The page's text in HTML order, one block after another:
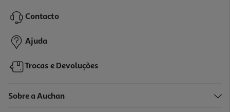
3,89 €
Contacto
Ajuda
Trocas e Devoluções
Sobre a Auchan